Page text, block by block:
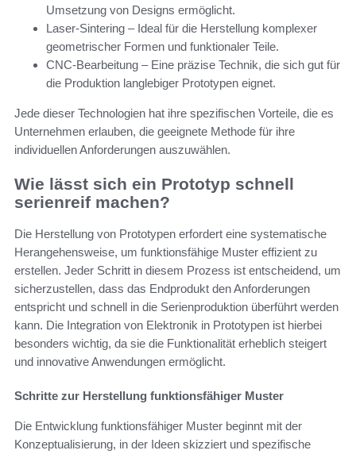
Umsetzung von Designs ermöglicht.
Laser-Sintering – Ideal für die Herstellung komplexer
geometrischer Formen und funktionaler Teile.
CNC-Bearbeitung – Eine präzise Technik, die sich gut für
die Produktion langlebiger Prototypen eignet.
Jede dieser Technologien hat ihre spezifischen Vorteile, die es
Unternehmen erlauben, die geeignete Methode für ihre
individuellen Anforderungen auszuwählen.
Wie lässt sich ein Prototyp schnell
serienreif machen?
Die Herstellung von Prototypen erfordert eine systematische
Herangehensweise, um funktionsfähige Muster effizient zu
erstellen. Jeder Schritt in diesem Prozess ist entscheidend, um
sicherzustellen, dass das Endprodukt den Anforderungen
entspricht und schnell in die Serienproduktion überführt werden
kann. Die Integration von Elektronik in Prototypen ist hierbei
besonders wichtig, da sie die Funktionalität erheblich steigert
und innovative Anwendungen ermöglicht.
Schritte zur Herstellung funktionsfähiger Muster
Die Entwicklung funktionsfähiger Muster beginnt mit der
Konzeptualisierung, in der Ideen skizziert und spezifische